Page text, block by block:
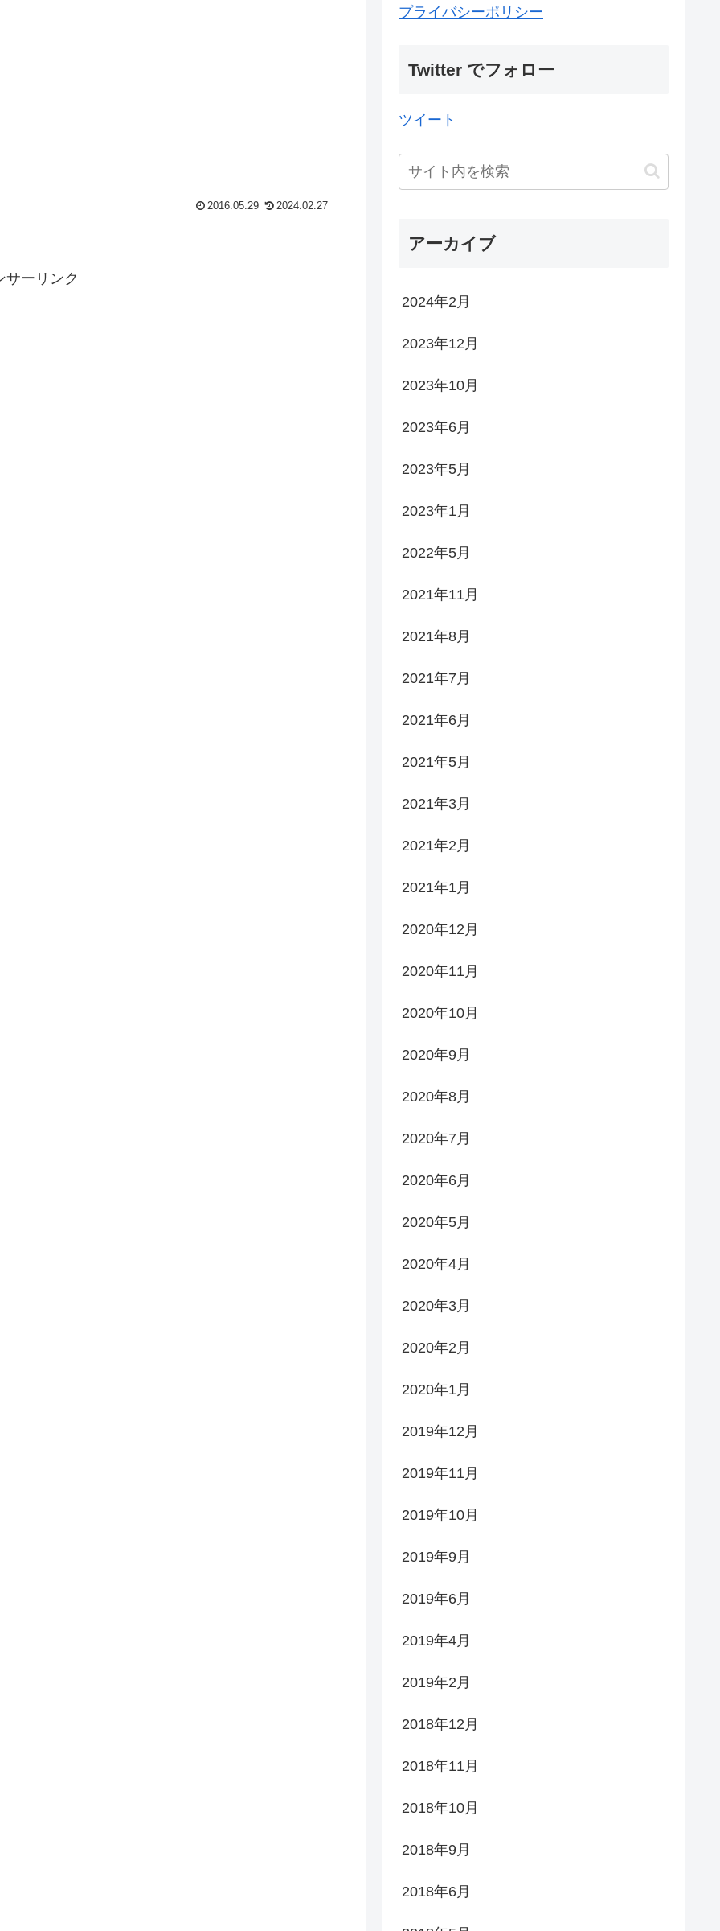
2016.05.29 2024.02.27
サーリンク
プライバシーポリシー
Twitter でフォロー
ツイート
アーカイブ
2024年2月
2023年12月
2023年10月
2023年6月
2023年5月
2023年1月
2022年5月
2021年11月
2021年8月
2021年7月
2021年6月
2021年5月
2021年3月
2021年2月
2021年1月
2020年12月
2020年11月
2020年10月
2020年9月
2020年8月
2020年7月
2020年6月
2020年5月
2020年4月
2020年3月
2020年2月
2020年1月
2019年12月
2019年11月
2019年10月
2019年9月
2019年6月
2019年4月
2019年2月
2018年12月
2018年11月
2018年10月
2018年9月
2018年6月